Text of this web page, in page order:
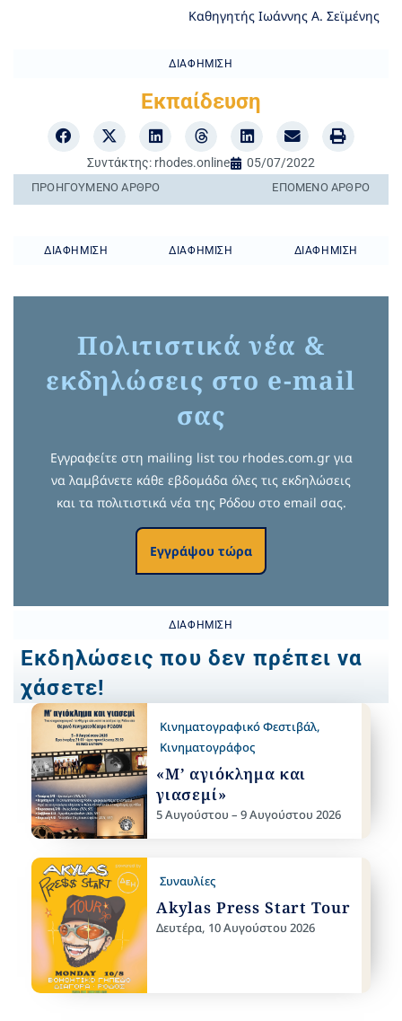
Καθηγητής Ιωάννης Α. Σεϊμένης
ΔΙΑΦΉΜΙΣΗ
Εκπαίδευση
Συντάκτης: rhodes.online 05/07/2022
ΠΡΟΗΓΟΎΜΕΝO ΆΡΘΡΟ ΕΠΌΜΕΝΟ ΆΡΘΡΟ
ΔΙΑΦΉΜΙΣΗ ΔΙΑΦΉΜΙΣΗ ΔΙΑΦΉΜΙΣΗ
Πολιτιστικά νέα &
εκδηλώσεις στο e-mail
σας
Εγγραφείτε στη mailing list του rhodes.com.gr για
να λαμβάνετε κάθε εβδομάδα όλες τις εκδηλώσεις
και τα πολιτιστικά νέα της Ρόδου στο email σας.
Εγγράψου τώρα
ΔΙΑΦΉΜΙΣΗ
Εκδηλώσεις που δεν πρέπει να
χάσετε!
Κινηματογραφικό Φεστιβάλ,
Κινηματογράφος
«Μ’ αγιόκλημα και
γιασεμί»
5 Αυγούστου – 9 Αυγούστου 2026
Συναυλίες
Akylas Press Start Tour
Δευτέρα, 10 Αυγούστου 2026